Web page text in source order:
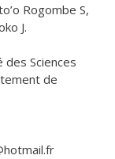
Rogombe S,
J.
Sciences
de